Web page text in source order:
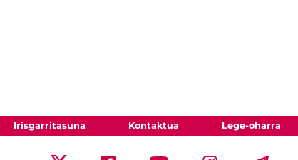
Irisgarritasuna Kontaktua Lege-oharra